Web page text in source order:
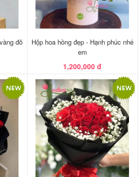
đỏ
Hộp hoa hồng đẹp - Hạnh phúc nhé
em
1,200,000 đ